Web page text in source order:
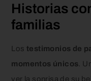
Historias
familias
Los testimonios de
momentos únicos .
ver la sonrisa de su